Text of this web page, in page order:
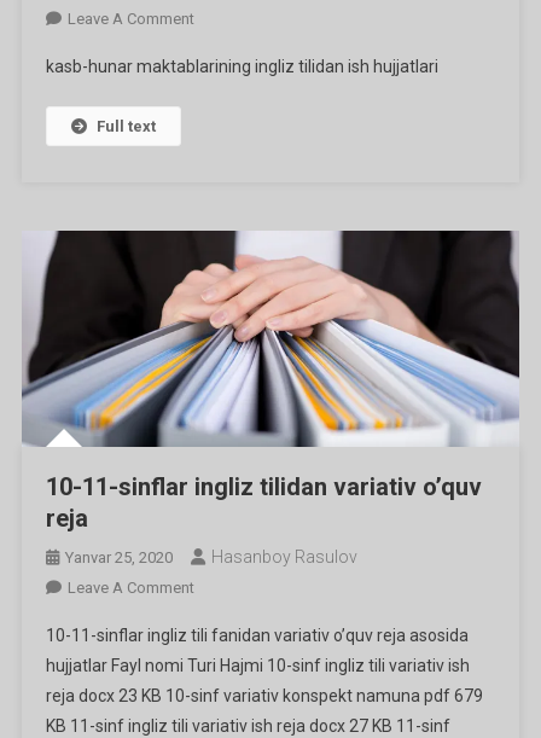
Leave A CommentOn
Hunar
kasb-hunar maktablarining ingliz tilidan ish hujjatlari
Full text
10-11-sinflar ingliz tilidan variativ o’quv
reja
Yanvar 25, 2020 Hasanboy Rasulov
Leave A CommentOn
11-
Sinflar
Ingliz
Tilidan
10-11-sinflar ingliz tili fanidan variativ o’quv reja asosida
hujjatlar Fayl nomi Turi Hajmi 10-sinf ingliz tili variativ ish
reja docx 23 KB 10-sinf variativ konspekt namuna pdf 679
KB 11-sinf ingliz tili variativ ish reja docx 27 KB 11-sinf